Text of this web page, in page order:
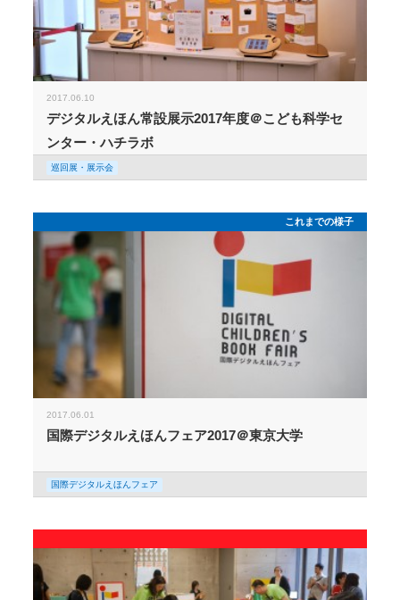
2017.06.10
デジタルえほん常設展示2017年度＠こども科学セ
ンター・ハチラボ
巡回展・展示会
これまでの様子
2017.06.01
国際デジタルえほんフェア2017＠東京大学
国際デジタルえほんフェア